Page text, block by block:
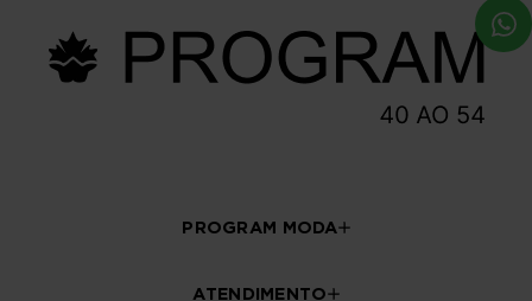
PROGRAM MODA
ATENDIMENTO